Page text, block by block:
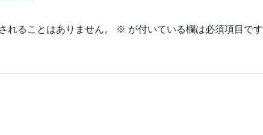
れることはありません。 ※ が付いている欄は必須項目です